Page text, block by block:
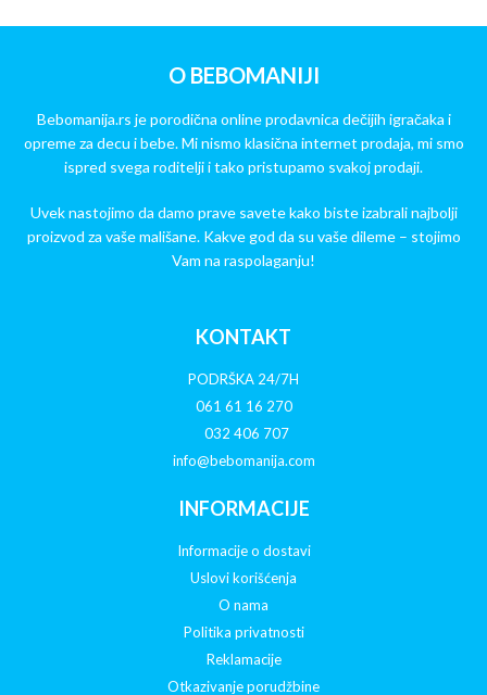
O BEBOMANIJI
Bebomanija.rs je porodična online prodavnica dečijih igračaka i
opreme za decu i bebe. Mi nismo klasična internet prodaja, mi smo
ispred svega roditelji i tako pristupamo svakoj prodaji.
Uvek nastojimo da damo prave savete kako biste izabrali najbolji
proizvod za vaše mališane. Kakve god da su vaše dileme – stojimo
Vam na raspolaganju!
KONTAKT
PODRŠKA 24/7H
061 61 16 270
032 406 707
info@bebomanija.com
INFORMACIJE
Informacije o dostavi
Uslovi korišćenja
O nama
Politika privatnosti
Reklamacije
Otkazivanje porudžbine